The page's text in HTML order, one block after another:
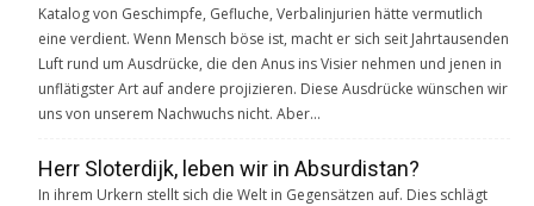
Katalog von Geschimpfe, Gefluche, Verbalinjurien hätte vermutlich
eine verdient. Wenn Mensch böse ist, macht er sich seit Jahrtausenden
Luft rund um Ausdrücke, die den Anus ins Visier nehmen und jenen in
unflätigster Art auf andere projizieren. Diese Ausdrücke wünschen wir
uns von unserem Nachwuchs nicht. Aber…
Herr Sloterdijk, leben wir in Absurdistan?
In ihrem Urkern stellt sich die Welt in Gegensätzen auf. Dies schlägt